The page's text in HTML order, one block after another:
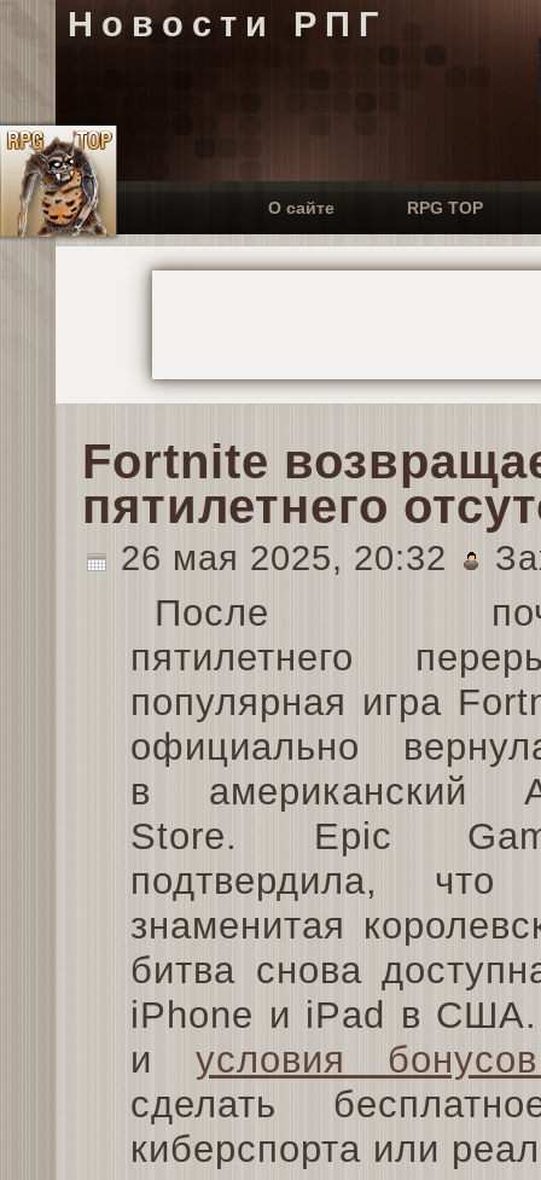
Новости РПГ
О сайте RPG TOP
Fortnite
пятилетнего
26 мая 2025, 20:32
После
пятилетнего
популярная игра
официально
в американский
Store. Epic
подтвердила, что
знаменитая
битва снова
iPhone и iPad в США.
и условия
сделать
киберспорта или